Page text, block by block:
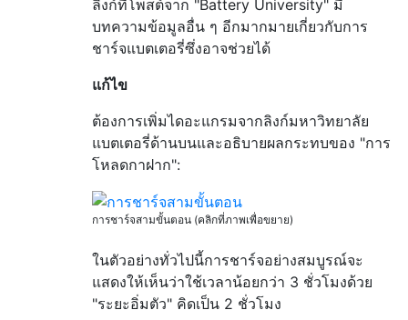
ลิงก์ที่โพสต์จาก "Battery University" มี
บทความข้อมูลอื่น ๆ อีกมากมายเกี่ยวกับการ
ชาร์จแบตเตอรี่ซึ่งอาจช่วยได้
แก้ไข
ต้องการเพิ่มไดอะแกรมจากลิงก์มหาวิทยาลัย
แบตเตอรี่ด้านบนและอธิบายผลกระทบของ "การ
โหลดกาฝาก":
การชาร์จสามขั้นตอน (คลิกที่ภาพเพื่อขยาย)
ในตัวอย่างทั่วไปนี้การชาร์จอย่างสมบูรณ์จะ
แสดงให้เห็นว่าใช้เวลาน้อยกว่า 3 ชั่วโมงด้วย
"ระยะอิ่มตัว" คิดเป็น 2 ชั่วโมง